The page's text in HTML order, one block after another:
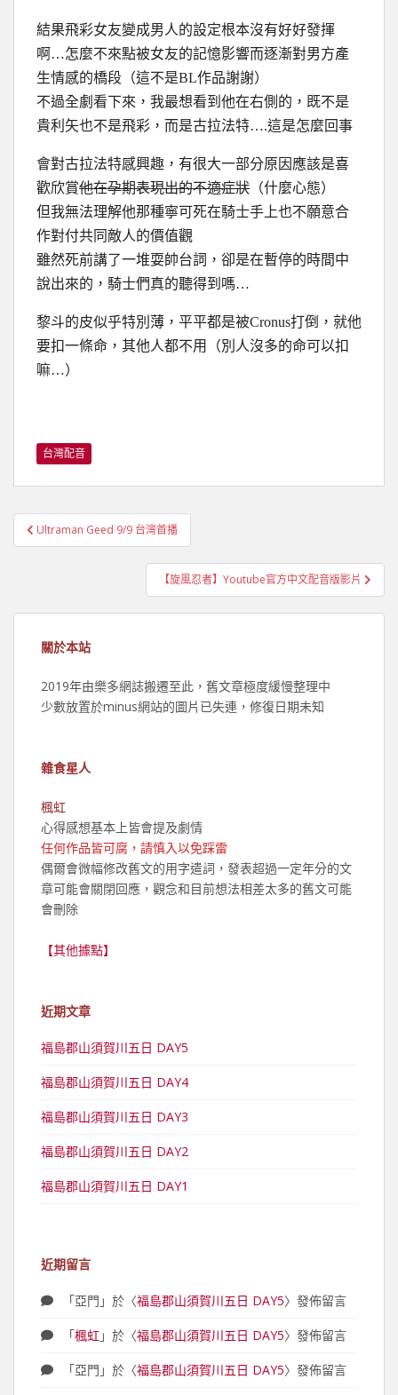
結果飛彩女友變成男人的設定根本沒有好好發揮
啊…怎麼不來點被女友的記憶影響而逐漸對男方產
生情感的橋段（這不是BL作品謝謝）
不過全劇看下來，我最想看到他在右側的，既不是
貴利矢也不是飛彩，而是古拉法特….這是怎麼回事
會對古拉法特感興趣，有很大一部分原因應該是喜
歡欣賞他在孕期表現出的不適症狀 （什麼心態）
但我無法理解他那種寧可死在騎士手上也不願意合
作對付共同敵人的價值觀
雖然死前講了一堆耍帥台詞，卻是在暫停的時間中
說出來的，騎士們真的聽得到嗎…
黎斗的皮似乎特別薄，平平都是被Cronus打倒，就他
要扣一條命，其他人都不用（別人沒多的命可以扣
嘛…）
台灣配音
文
章
Ultraman Geed 9/9 台灣首播
【旋風忍者】Youtube官方中文配音版影片
關於本站
2019年由樂多網誌搬遷至此，舊文章極度緩慢整理中
少數放置於minus網站的圖片已失連，修復日期未知
雜食星人
楓虹
心得感想基本上皆會提及劇情
任何作品皆可腐，請慎入以免踩雷
偶爾會微幅修改舊文的用字遣詞，發表超過一定年分的文
章可能會關閉回應，觀念和目前想法相差太多的舊文可能
會刪除
【其他據點】
近期文章
福島郡山須賀川五日 DAY5
福島郡山須賀川五日 DAY4
福島郡山須賀川五日 DAY3
福島郡山須賀川五日 DAY2
福島郡山須賀川五日 DAY1
近期留言
「亞門 」於〈福島郡山須賀川五日 DAY5〉發佈留言
「楓虹」於〈福島郡山須賀川五日 DAY5〉發佈留言
「亞門 」於〈福島郡山須賀川五日 DAY5〉發佈留言